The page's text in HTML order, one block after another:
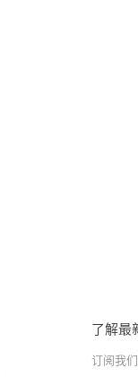
了解最
订阅我